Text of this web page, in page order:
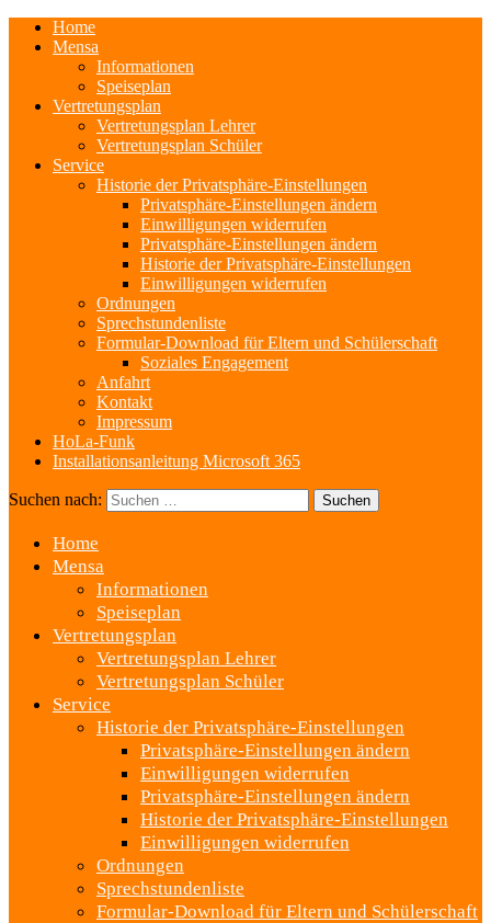
Home
Mensa
Informationen
Speiseplan
Vertretungsplan
Vertretungsplan Lehrer
Vertretungsplan Schüler
Service
Historie der Privatsphäre-Einstellungen
Privatsphäre-Einstellungen ändern
Einwilligungen widerrufen
Privatsphäre-Einstellungen ändern
Historie der Privatsphäre-Einstellungen
Einwilligungen widerrufen
Ordnungen
Sprechstundenliste
Formular-Download für Eltern und Schülerschaft
Soziales Engagement
Anfahrt
Kontakt
Impressum
HoLa-Funk
Installationsanleitung Microsoft 365
Suchen nach:
Home
Mensa
Informationen
Speiseplan
Vertretungsplan
Vertretungsplan Lehrer
Vertretungsplan Schüler
Service
Historie der Privatsphäre-Einstellungen
Privatsphäre-Einstellungen ändern
Einwilligungen widerrufen
Privatsphäre-Einstellungen ändern
Historie der Privatsphäre-Einstellungen
Einwilligungen widerrufen
Ordnungen
Sprechstundenliste
Formular-Download für Eltern und Schülerschaft